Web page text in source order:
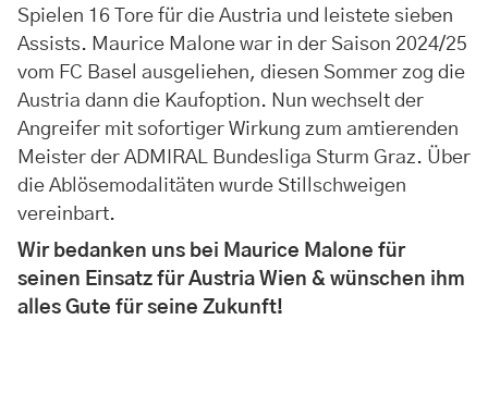
Spielen 16 Tore für die Austria und leistete sieben
Assists. Maurice Malone war in der Saison 2024/25
vom FC Basel ausgeliehen, diesen Sommer zog die
Austria dann die Kaufoption. Nun wechselt der
Angreifer mit sofortiger Wirkung zum amtierenden
Meister der ADMIRAL Bundesliga Sturm Graz. Über
die Ablösemodalitäten wurde Stillschweigen
vereinbart.
Wir bedanken uns bei Maurice Malone für
seinen Einsatz für Austria Wien & wünschen ihm
alles Gute für seine Zukunft!